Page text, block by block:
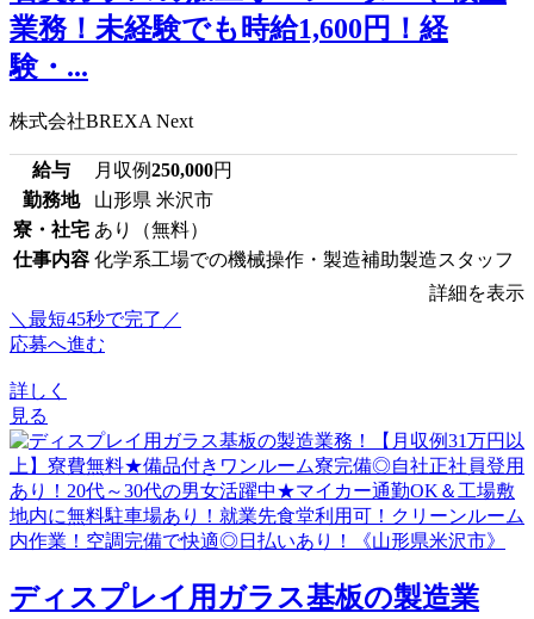
業務！未経験でも時給1,600円！経
験・...
株式会社BREXA Next
給与 月収例250,000円
勤務地
山形県 米沢市
寮・社宅 あり（無料）
仕事内容 化学系工場での機械操作・製造補助製造スタッフ
詳細を表示
＼最短45秒で完了／
応募へ進む
詳しく
見る
ディスプレイ用ガラス基板の製造業